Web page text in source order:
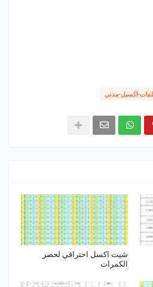
اكسيل-مدني
شيت اكسل احترافي لحصر
الكمرات